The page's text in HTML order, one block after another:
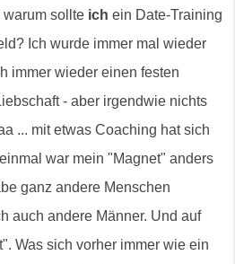
warum sollte ich ein Date-Training
Ich wurde immer mal wieder
immer wieder einen festen
- aber irgendwie nichts
... mit etwas Coaching hat sich
war mein "Magnet" anders
ganz andere Menschen
auch andere Männer. Und auf
Was sich vorher immer wie ein